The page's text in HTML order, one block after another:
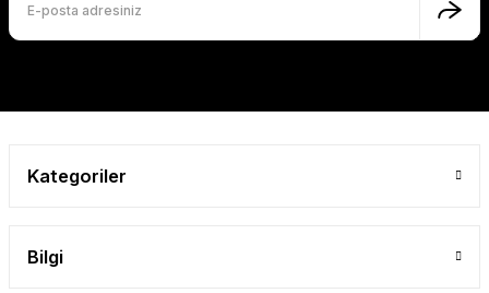
Kategoriler
Bilgi